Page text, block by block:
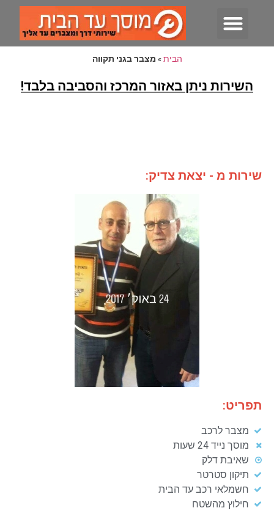
הבית» מצבר בגני תקווה
השירות ניתן באזור המרכז והסביבה בלבד!
שירות מ - יצאת צדיק:
תפריט:
מצבר לרכב
מוסך נייד 24 שעות
שאיבת דלק
תיקון סטרטר
חשמלאי רכב עד הבית
חילוץ מהשטח